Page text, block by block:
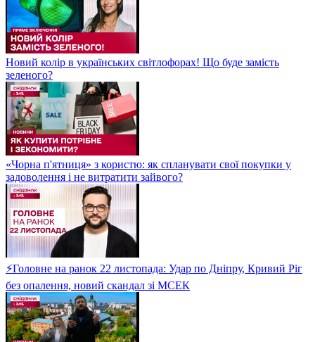
Новий колір в українських світлофорах! Що буде замість
зеленого?
«Чорна п'ятниця» з користю: як спланувати свої покупки у
задоволення і не витратити зайвого?
⚡Головне на ранок 22 листопада: Удар по Дніпру, Кривий Ріг
без опалення, новий скандал зі МСЕК